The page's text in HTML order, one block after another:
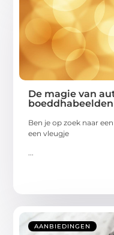
De magie van
boeddhabeelden
Ben je op zoek naar
een vleugje
...
AANBIEDINGEN